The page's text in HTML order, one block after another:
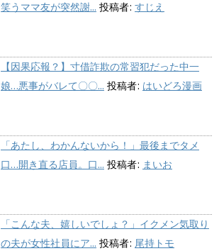
笑うママ友が突然謝... 投稿者: すじえ
【因果応報？】寸借詐欺の常習犯だった中一
娘…悪事がバレて〇〇... 投稿者: はいどろ漫画
「あたし、わかんないから！」最後までタメ
口…開き直る店員。口... 投稿者: まいお
「こんな夫、嬉しいでしょ？」イクメン気取り
の夫が女性社員にア... 投稿者: 尾持トモ